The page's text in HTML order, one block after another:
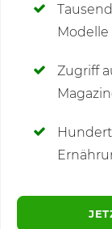
Zugriff